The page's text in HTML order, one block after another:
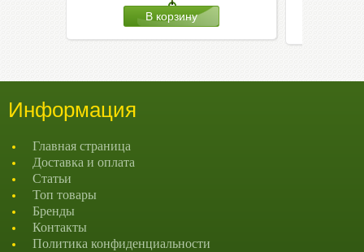
Информация
Главная страница
Доставка и оплата
Статьи
Топ товары
Бренды
Контакты
Политика конфиденциальности